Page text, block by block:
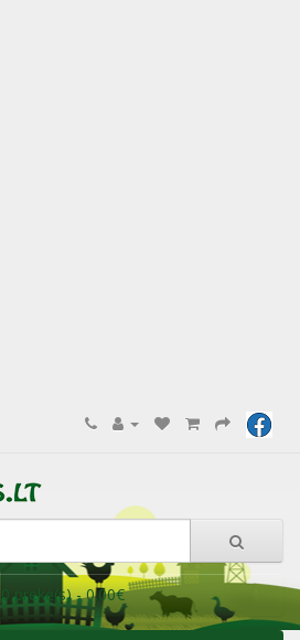
0 prekė(s) - 0.00€